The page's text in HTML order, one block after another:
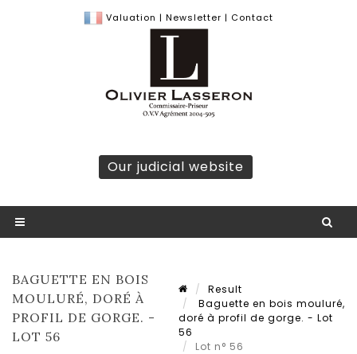
Valuation | Newsletter | Contact
Our judicial website
BAGUETTE EN BOIS
MOULURÉ, DORÉ À
PROFIL DE GORGE. -
LOT 56
Result
Baguette en bois mouluré,
doré à profil de gorge. - Lot
56
Lot n° 56